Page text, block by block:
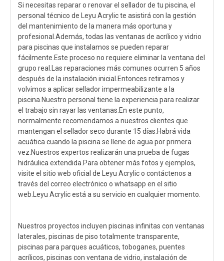
Si necesitas reparar o renovar el sellador de tu piscina, el
personal técnico de Leyu Acrylic te asistirá con la gestión
del mantenimiento de la manera más oportuna y
profesional.Además, todas las ventanas de acrílico y vidrio
para piscinas que instalamos se pueden reparar
fácilmente.Este proceso no requiere eliminar la ventana del
grupo real.Las reparaciones más comunes ocurren 5 años
después de la instalación inicial.Entonces retiramos y
volvimos a aplicar sellador impermeabilizante a la
piscina.Nuestro personal tiene la experiencia para realizar
el trabajo sin rayar las ventanas.En este punto,
normalmente recomendamos a nuestros clientes que
mantengan el sellador seco durante 15 días.Habrá vida
acuática cuando la piscina se llene de agua por primera
vez.Nuestros expertos realizarán una prueba de fugas
hidráulica extendida.Para obtener más fotos y ejemplos,
visite el sitio web oficial de Leyu Acrylic o contáctenos a
través del correo electrónico o whatsapp en el sitio
web.Leyu Acrylic está a su servicio en cualquier momento.
Nuestros proyectos incluyen piscinas infinitas con ventanas
laterales, piscinas de piso totalmente transparente,
piscinas para parques acuáticos, toboganes, puentes
acrílicos, piscinas con ventana de vidrio, instalación de